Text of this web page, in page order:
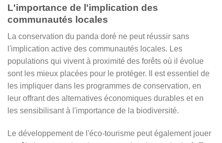
L'importance de l'implication des
communautés locales
La conservation du panda doré ne peut réussir sans
l'implication active des communautés locales. Les
populations qui vivent à proximité des forêts où il évolue
sont les mieux placées pour le protéger. Il est essentiel de
les impliquer dans les programmes de conservation, en
leur offrant des alternatives économiques durables et en
les sensibilisant à l'importance de la biodiversité.
Le développement de l'éco-tourisme peut également jouer